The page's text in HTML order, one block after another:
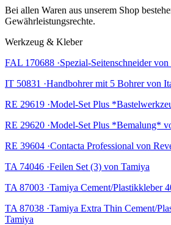
Bei allen Waren aus unserem Shop
Gewährleistungsrechte.
Werkzeug & Kleber
FAL 170688 ·Spezial-Seitenschneider
IT 50831 ·Handbohrer mit 5 Bohrer von
RE 29619 ·Model-Set Plus
RE 29620 ·Model-Set Plus *Bemalung*
RE 39604 ·Contacta Professional von
TA 74046 ·Feilen Set (3) von Tamiya
TA 87003 ·Tamiya Cement/Plastikkleber
TA 87038 ·Tamiya Extra Thin Cement/
Tamiya